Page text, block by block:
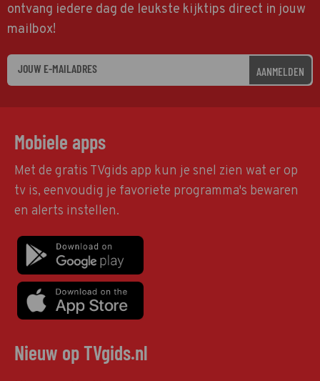
ontvang iedere dag de leukste kijktips direct in jouw
mailbox!
AANMELDEN
Mobiele apps
Met de gratis TVgids app kun je snel zien wat er op
tv is, eenvoudig je favoriete programma's bewaren
en alerts instellen.
Nieuw op TVgids.nl